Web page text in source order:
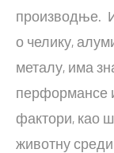
производње.
о челику,
металу, има
перформансе
фактори, као
животну